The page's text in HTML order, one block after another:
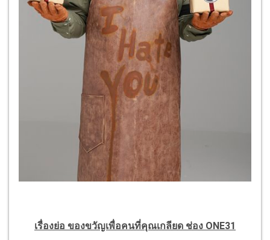
เรื่องย่อ ของขวัญเพื่อคนที่คุณเกลียด ช่อง ONE31